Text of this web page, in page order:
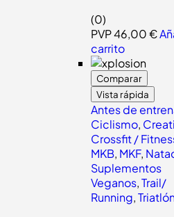
(0)
PVP46,00€
carrito
Comparar
Vista rápida
Antes de
Ciclismo,
Crossfit /
MKB, MKF,
Suplementos
Veganos,Trail/
Running,